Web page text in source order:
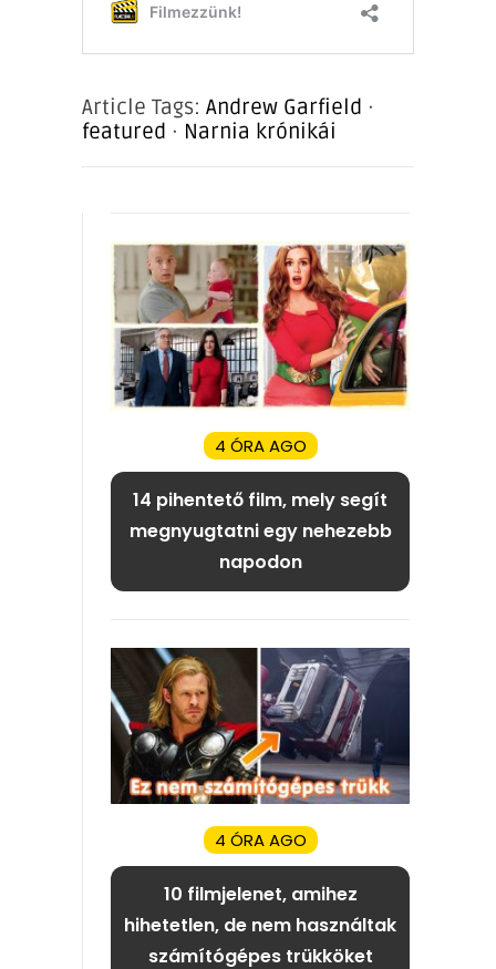
Article Tags: Andrew Garfield ·
featured · Narnia krónikái
4 ÓRA AGO
14 pihentető film, mely segít
megnyugtatni egy nehezebb
napodon
4 ÓRA AGO
10 filmjelenet, amihez
hihetetlen, de nem használtak
számítógépes trükköket